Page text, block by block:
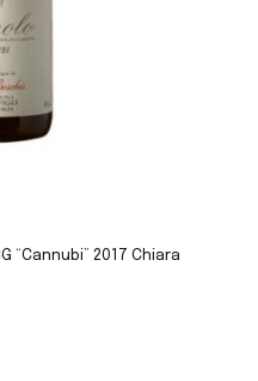
“Cannubi” 2017 Chiara